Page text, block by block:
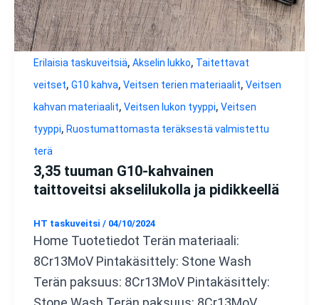
Erilaisia taskuveitsiä, Akselin lukko, Taitettavat
veitset, G10 kahva, Veitsen terien materiaalit, Veitsen
kahvan materiaalit, Veitsen lukon tyyppi, Veitsen
tyyppi, Ruostumattomasta teräksestä valmistettu
terä
3,35 tuuman G10-kahvainen
taittoveitsi akselilukolla ja pidikkeellä
HT taskuveitsi / 04/10/2024
Home Tuotetiedot Terän materiaali:
8Cr13MoV Pintakäsittely: Stone Wash
Terän paksuus: 8Cr13MoV Pintakäsittely: